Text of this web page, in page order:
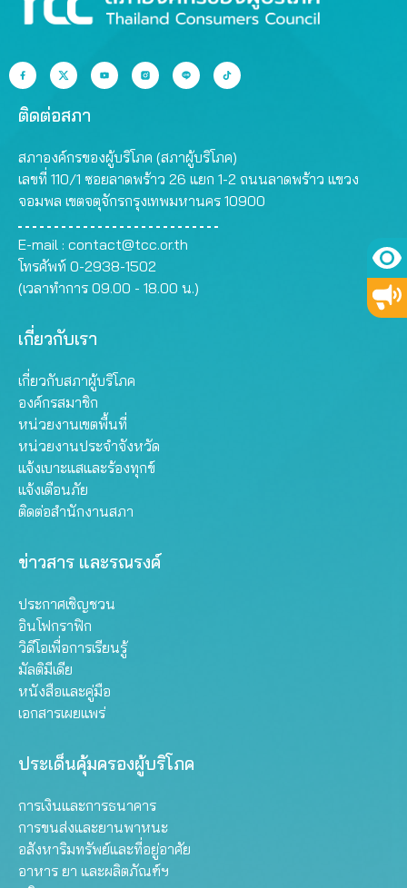
ติดต่อสภา
สภาองค์กรของผู้บริโภค (สภาผู้บริโภค)
เลขที่ 110/1 ซอยลาดพร้าว 26 แยก 1-2 ถนนลาดพร้าว แขวง
จอมพล เขตจตุจักรกรุงเทพมหานคร 10900
E-mail : contact@tcc.or.th
โทรศัพท์ 0-2938-1502
(เวลาทำการ 09.00 - 18.00 น.)
เกี่ยวกับเรา
เกี่ยวกับสภาผู้บริโภค
องค์กรสมาชิก
หน่วยงานเขตพื้นที่
หน่วยงานประจำจังหวัด
แจ้งเบาะแสและร้องทุกข์
แจ้งเตือนภัย
ติดต่อสำนักงานสภา
ข่าวสาร และรณรงค์
ประกาศเชิญชวน
อินโฟกราฟิก
วิดีโอเพื่อการเรียนรู้
มัลติมีเดีย
หนังสือและคู่มือ
เอกสารเผยแพร่
ประเด็นคุ้มครองผู้บริโภค
การเงินและการธนาคาร
การขนส่งและยานพาหนะ
อสังหาริมทรัพย์และที่อยู่อาศัย
อาหาร ยา และผลิตภัณฑ์ฯ